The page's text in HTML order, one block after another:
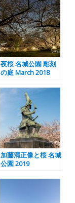
夜桜 名城公園 彫刻
の庭 March 2018
加藤清正像と桜 名城
公園 2019